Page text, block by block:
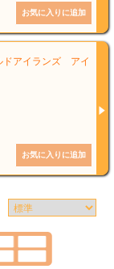
アイランズ アイ